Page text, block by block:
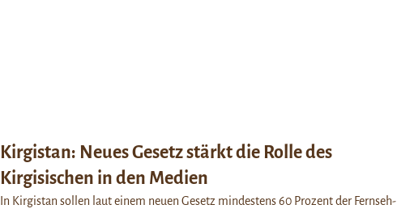
Kirgistan: Neues Gesetz stärkt die Rolle des
Kirgisischen in den Medien
In Kirgistan sollen laut einem neuen Gesetz mindestens 60 Prozent der Fernseh-